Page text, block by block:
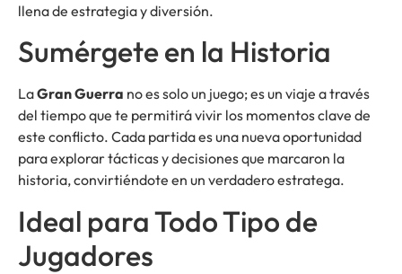
llena de estrategia y diversión.
Sumérgete en la Historia
LaGran Guerra no es solo un juego; es un viaje a través
del tiempo que te permitirá vivir los momentos clave de
este conflicto. Cada partida es una nueva oportunidad
para explorar tácticas y decisiones que marcaron la
historia, convirtiéndote en un verdadero estratega.
Ideal para Todo Tipo de
Jugadores